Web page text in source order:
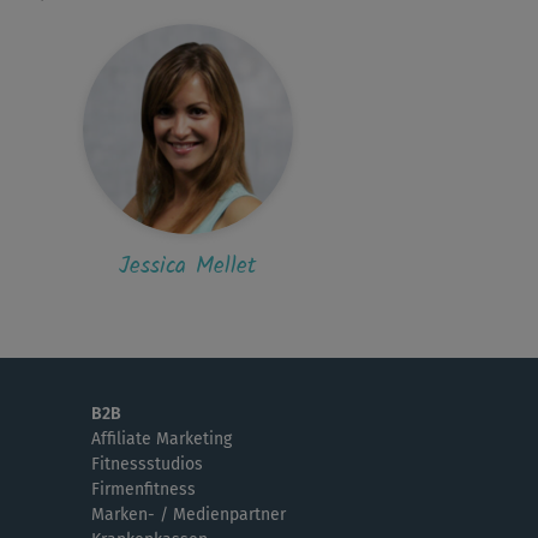
habe schon lange kein Step mehr gemacht -
diesem Kurs klappte der...
kann ich mich so richtig schön
durch Jessicas Step-Kurse und je
sind schnell und wirken
Jessica Mellet
B2B
Affiliate Marketing
Fitnessstudios
Firmenfitness
Marken- / Medienpartner